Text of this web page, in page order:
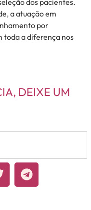
dos pacientes.
a atuação em
por
toda a diferença nos
DEIXE UM